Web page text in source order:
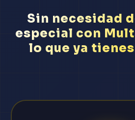
Sin necesidad
especial con
lo que ya